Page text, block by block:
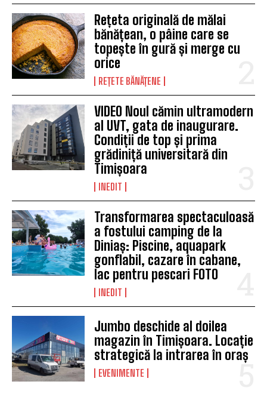
Rețeta originală de mălai
bănățean, o pâine care se
topește în gură și merge cu
orice
REȚETE BĂNĂȚENE
VIDEO Noul cămin ultramodern
al UVT, gata de inaugurare.
Condiții de top și prima
grădiniță universitară din
Timișoara
INEDIT
Transformarea spectaculoasă
a fostului camping de la
Diniaș: Piscine, aquapark
gonflabil, cazare în cabane,
lac pentru pescari FOTO
INEDIT
Jumbo deschide al doilea
magazin în Timișoara. Locație
strategică la intrarea în oraș
EVENIMENTE